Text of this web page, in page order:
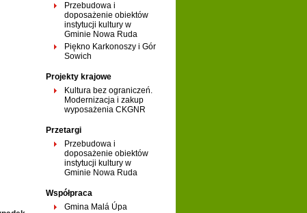
Przebudowa i
doposażenie obiektów
instytucji kultury w
Gminie Nowa Ruda
Piękno Karkonoszy i Gór
Sowich
Projekty krajowe
Kultura bez ograniczeń.
Modernizacja i zakup
wyposażenia CKGNR
Przetargi
Przebudowa i
doposażenie obiektów
instytucji kultury w
Gminie Nowa Ruda
Współpraca
Gmina Malá Úpa